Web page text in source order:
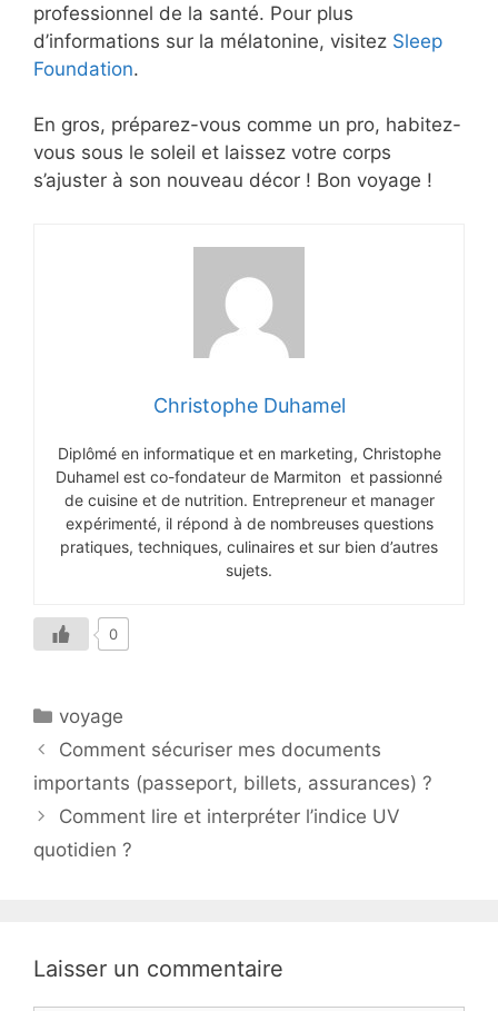
professionnel de la santé. Pour plus
d’informations sur la mélatonine, visitez Sleep
Foundation.
En gros, préparez-vous comme un pro, habitez-
vous sous le soleil et laissez votre corps
s’ajuster à son nouveau décor ! Bon voyage !
Christophe Duhamel
Diplômé en informatique et en marketing, Christophe
Duhamel est co-fondateur de Marmiton et passionné
de cuisine et de nutrition. Entrepreneur et manager
expérimenté, il répond à de nombreuses questions
pratiques, techniques, culinaires et sur bien d’autres
sujets.
0
Catégories
voyage
Comment sécuriser mes documents
importants (passeport, billets, assurances) ?
Comment lire et interpréter l’indice UV
quotidien ?
Laisser un commentaire